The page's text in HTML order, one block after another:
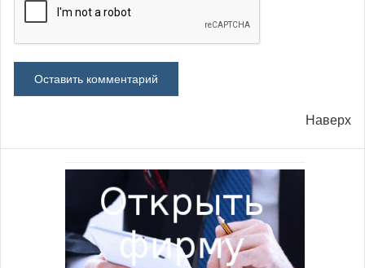
Наверх